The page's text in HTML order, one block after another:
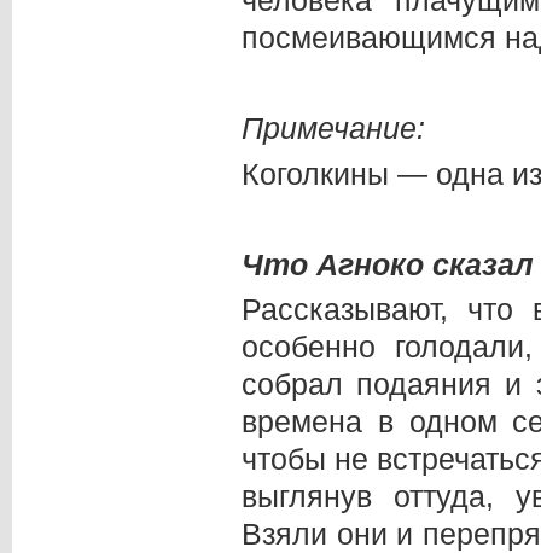
посмеивающимся
Примечание:
Коголкины — одна
Что Агноко сказал
Рассказывают,
особенно
собрал подаяния и
времена в одном
чтобы не
выглянув оттуда,
Взяли они и